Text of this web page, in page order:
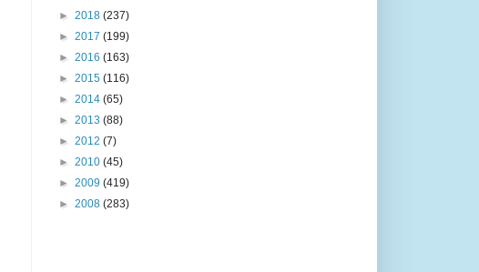
► 2018 (237)
► 2017 (199)
► 2016 (163)
► 2015 (116)
► 2014 (65)
► 2013 (88)
► 2012 (7)
► 2010 (45)
► 2009 (419)
► 2008 (283)